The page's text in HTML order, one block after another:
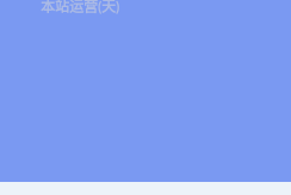
本站运营(天)